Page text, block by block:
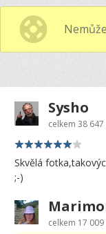
Sysho
celkem 38
Skvělá
;-)
celkem 17